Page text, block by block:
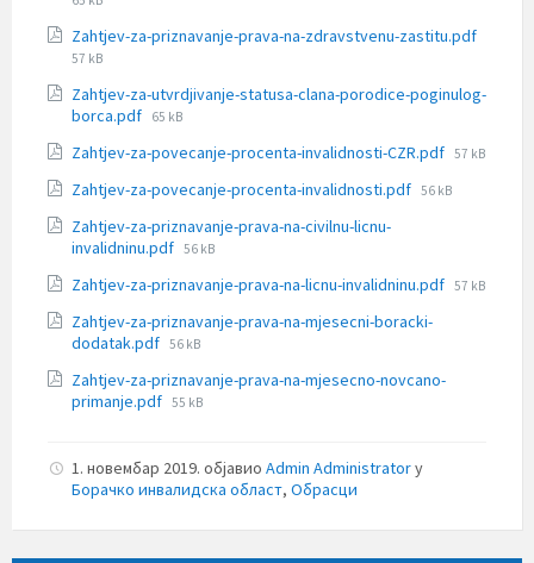
Zahtjev-za-priznavanje-prava-na-zdravstvenu-zastitu.pdf
57 kB
Zahtjev-za-utvrdjivanje-statusa-clana-porodice-poginulog-
borca.pdf File
65 kB
Zahtjev-za-povecanje-procenta-invalidnosti-CZR.pdf File
57 kB
Zahtjev-za-povecanje-procenta-invalidnosti.pdf File
56 kB
Zahtjev-za-priznavanje-prava-na-civilnu-licnu-
invalidninu.pdf File
56 kB
Zahtjev-za-priznavanje-prava-na-licnu-invalidninu.pdf File
57 kB
Zahtjev-za-priznavanje-prava-na-mjesecni-boracki-
dodatak.pdf File
56 kB
Zahtjev-za-priznavanje-prava-na-mjesecno-novcano-
primanje.pdf File
55 kB
1. новембар 2019. објавио Admin Administratorу
Борачко инвалидска област, Обрасци